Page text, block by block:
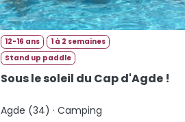
12-16 ans
1 à 2 semaines
Stand up paddle
Sous le soleil du Cap d'Agde !
Agde (34) · Camping